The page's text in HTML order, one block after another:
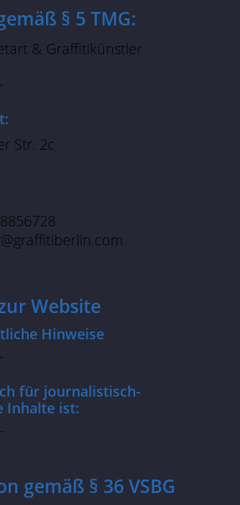
§ 5 TMG:
& Graffitikünstler
Str. 2c
Website
Hinweise
für journalistisch-
Inhalte ist:
gemäß § 36 VSBG